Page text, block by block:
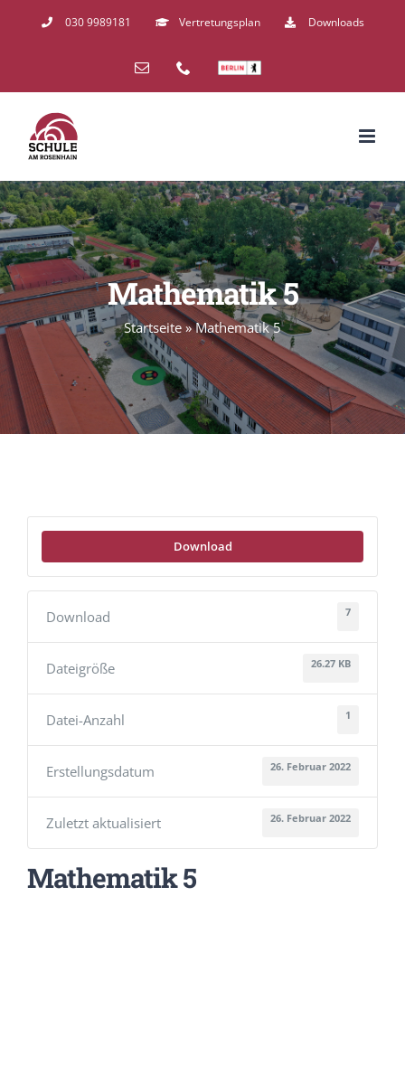
030 9989181 Vertretungsplan Downloads
E-
TelefonSchulverzeichnis
Mathematik 5
Startseite»Mathematik 5
Download
Download 7
Dateigröße 26.27 KB
Datei-Anzahl 1
Erstellungsdatum 26. Februar 2022
Zuletzt aktualisiert 26. Februar 2022
Mathematik 5